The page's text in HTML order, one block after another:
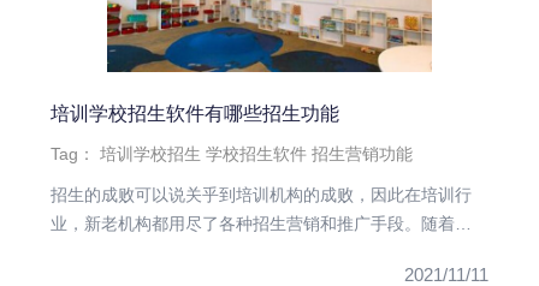
培训学校招生软件有哪些招生功能
Tag：培训学校招生 学校招生软件 招生营销功能
招生的成败可以说关乎到培训机构的成败，因此在培训行
业，新老机构都用尽了各种招生营销和推广手段。随着信
2021/11/11